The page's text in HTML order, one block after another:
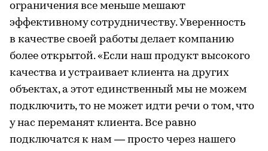
ограничения все меньше мешают
эффективному сотрудничеству. Уверенность
в качестве своей работы делает компанию
более открытой. «Если наш продукт высокого
качества и устраивает клиента на других
объектах, а этот единственный мы не можем
подключить, то не может идти речи о том, что
у нас переманят клиента. Все равно
подключатся к нам — просто через нашего